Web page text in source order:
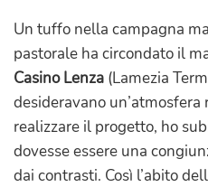
Un tuffo nella campagna
pastorale ha circondato il
Casino Lenza (Lamezia
desideravano
realizzare il progetto, ho
dovesse essere una
dai contrasti. Così l’abito